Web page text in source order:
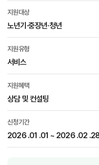
지원대상
노년기·중장년·청년
지원유형
서비스
지원혜택
상담 및 컨설팅
신청기간
2026 .01 .01 ~ 2026 .02